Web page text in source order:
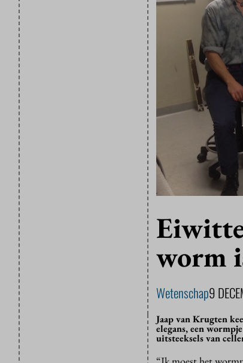
worm
Wetenschap9
Jaap van Krugten
elegans, een
uitsteeksels van